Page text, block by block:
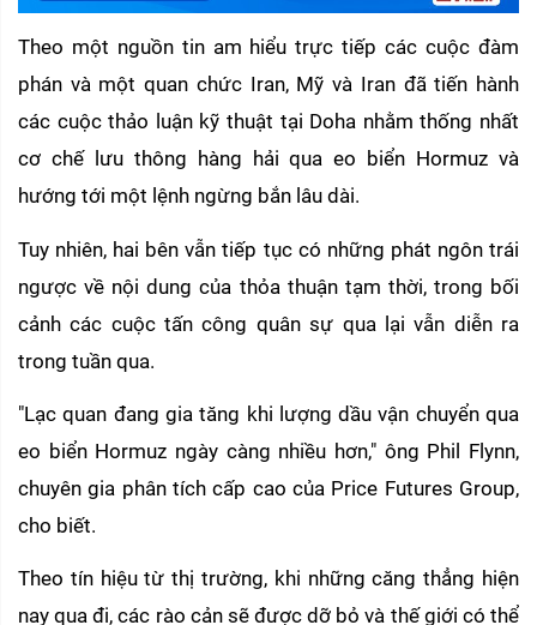
Theo một nguồn tin am hiểu trực tiếp các cuộc đàm
phán và một quan chức Iran, Mỹ và Iran đã tiến hành
các cuộc thảo luận kỹ thuật tại Doha nhằm thống nhất
cơ chế lưu thông hàng hải qua eo biển Hormuz và
hướng tới một lệnh ngừng bắn lâu dài.
Tuy nhiên, hai bên vẫn tiếp tục có những phát ngôn trái
ngược về nội dung của thỏa thuận tạm thời, trong bối
cảnh các cuộc tấn công quân sự qua lại vẫn diễn ra
trong tuần qua.
"Lạc quan đang gia tăng khi lượng dầu vận chuyển qua
eo biển Hormuz ngày càng nhiều hơn," ông Phil Flynn,
chuyên gia phân tích cấp cao của Price Futures Group,
cho biết.
Theo tín hiệu từ thị trường, khi những căng thẳng hiện
nay qua đi, các rào cản sẽ được dỡ bỏ và thế giới có thể